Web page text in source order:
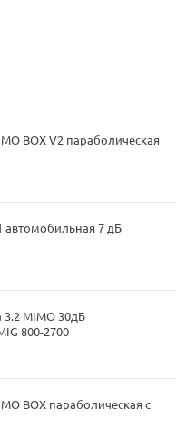
BOX V2 параболическая
автомобильная 7 дБ
MIMO 30дБ
800-2700
BOX параболическая с